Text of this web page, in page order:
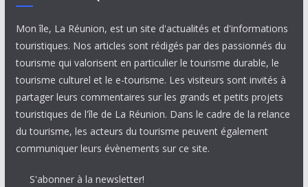
Mon île, La Réunion, est un site d'actualités et d'informations
touristiques. Nos articles sont rédigés par des passionnés du
tourisme qui valorisent en particulier le tourisme durable, le
tourisme culturel et le e-tourisme. Les visiteurs sont invités à
partager leurs commentaires sur les grands et petits projets
touristiques de l'île de La Réunion. Dans le cadre de la relance
du tourisme, les acteurs du tourisme peuvent également
communiquer leurs évènements sur ce site.
S'abonner à la newsletter!